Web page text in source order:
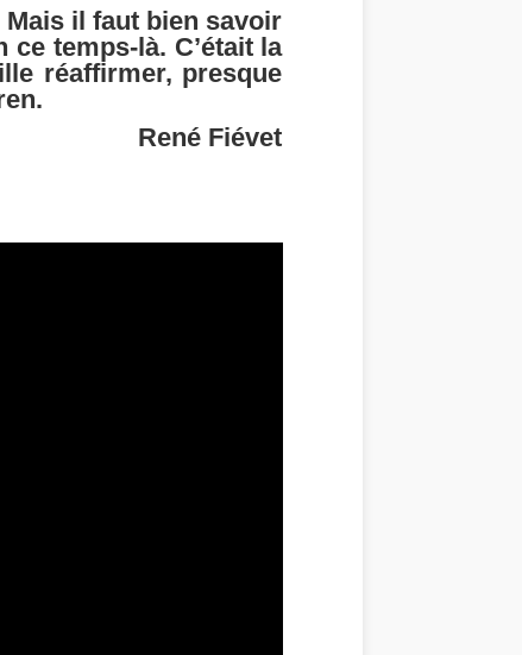
il faut bien savoir
ce temps-là. C’était la
réaffirmer, presque
René Fiévet